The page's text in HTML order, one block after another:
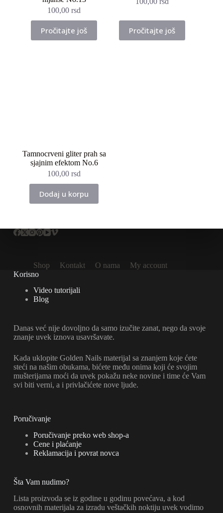
100,00rsd
Pročitajte još Pročitajte još
Tamnocrveni gliter prah sa
sjajnim efektom No.6
100,00rsd
Dodaj u korpu
Shop Kontakt O nama
My account
Korisno
Video tutorijali
Blog
Danas već nije dovoljno da samo izučite zanat, nego da svoje
znanje uvek iznova usavršavate.
Kada uklopite Golden Nails materijal sa znanjem koje ćete
steći na našim obukama, bićete među onima koji će svojim
mušterijama moći da uvek pokažu neke novine i time će Vam
svi biti verni, a i privlačićete nove ljude.
Poručivanje
Poručivanje preko web shop-a
Cene i plaćanje
Reklamacija i povrat novca
Šta Vam nudimo?
Lista proizvoda se iz godine u godinu povećava, a kod
osnovnih materijala za izradu veštačkih noktiju uvek vodimo